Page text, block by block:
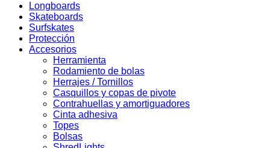
Longboards
Skateboards
Surfskates
Protección
Accesorios
Herramienta
Rodamiento de bolas
Herrajes / Tornillos
Casquillos y copas de pivote
Contrahuellas y amortiguadores
Cinta adhesiva
Topes
Bolsas